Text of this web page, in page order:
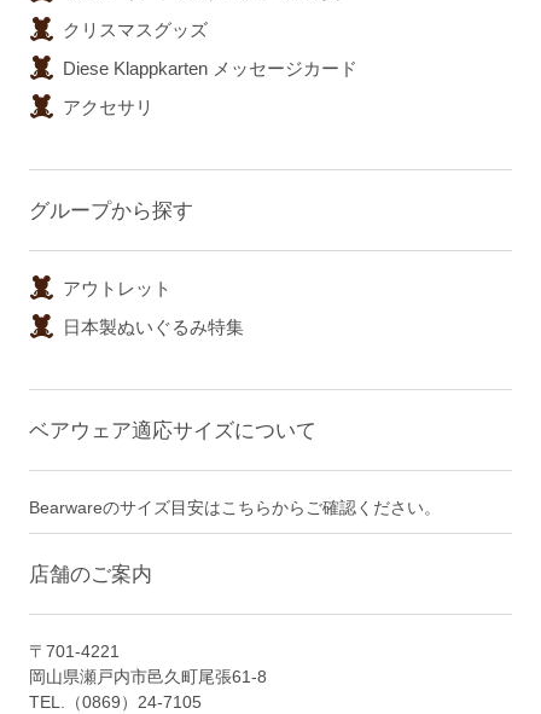
クリスマスグッズ
Diese Klappkarten メッセージカード
アクセサリ
グループから探す
アウトレット
日本製ぬいぐるみ特集
ベアウェア適応サイズについて
Bearwareのサイズ目安はこちらからご確認ください。
店舗のご案内
〒701-4221
岡山県瀬戸内市邑久町尾張61-8
TEL.（0869）24-7105